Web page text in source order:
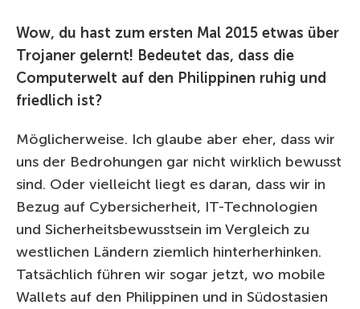
Wow, du hast zum ersten Mal 2015 etwas über
Trojaner gelernt! Bedeutet das, dass die
Computerwelt auf den Philippinen ruhig und
friedlich ist?
Möglicherweise. Ich glaube aber eher, dass wir
uns der Bedrohungen gar nicht wirklich bewusst
sind. Oder vielleicht liegt es daran, dass wir in
Bezug auf Cybersicherheit, IT-Technologien
und Sicherheitsbewusstsein im Vergleich zu
westlichen Ländern ziemlich hinterherhinken.
Tatsächlich führen wir sogar jetzt, wo mobile
Wallets auf den Philippinen und in Südostasien